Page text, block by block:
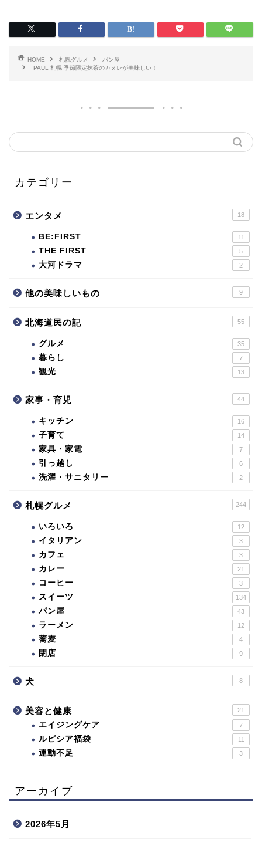
HOME 札幌グルメ
パン屋
PAUL 札幌 季節限定抹茶のカヌレが美味しい！
カテゴリー
エンタメ 18
BE:FIRST 11
THE FIRST 5
大河ドラマ 2
他の美味しいもの 9
北海道民の記 55
グルメ 35
暮らし 7
観光 13
家事・育児 44
キッチン 16
子育て 14
家具・家電 7
引っ越し 6
洗濯・サニタリー 2
札幌グルメ 244
いろいろ 12
イタリアン 3
カフェ 3
カレー 21
コーヒー 3
スイーツ 134
パン屋 43
ラーメン 12
蕎麦 4
閉店 9
犬 8
美容と健康 21
エイジングケア 7
ルピシア福袋 11
運動不足 3
アーカイブ
2026年5月